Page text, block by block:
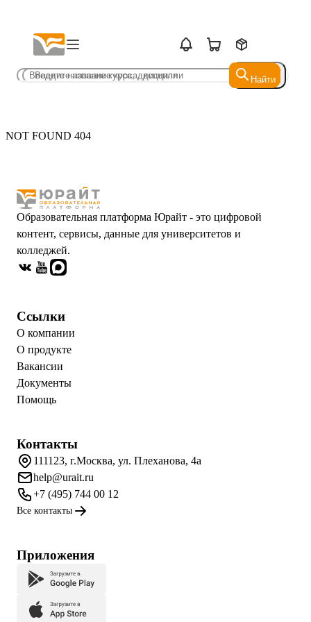
Найти
Найти
NOT FOUND 404
Образовательная платформа Юрайт - это цифровой
контент, сервисы, данные для университетов и
колледжей.
Ссылки
О компании
О продукте
Вакансии
Документы
Помощь
Контакты
111123, г.Москва, ул. Плеханова, 4а
help@urait.ru
+7 (495) 744 00 12
Все контакты
Приложения